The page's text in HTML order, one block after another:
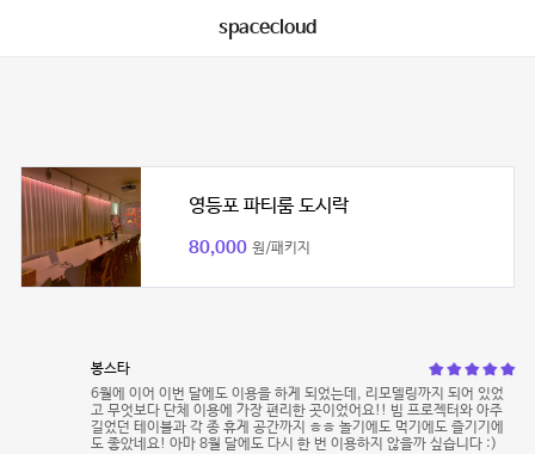
spacecloud
영등포 파티룸 도시락
80,000 원/패키지
봉스타
6월에 이어 이번 달에도 이용을 하게 되었는데, 리모델링까지 되어 있었
고 무엇보다 단체 이용에 가장 편리한 곳이었어요!! 빔 프로젝터와 아주
길었던 테이블과 각 종 휴게 공간까지 ㅎㅎ 놀기에도 먹기에도 즐기기에
도 좋았네요! 아마 8월 달에도 다시 한 번 이용하지 않을까 싶습니다 :)